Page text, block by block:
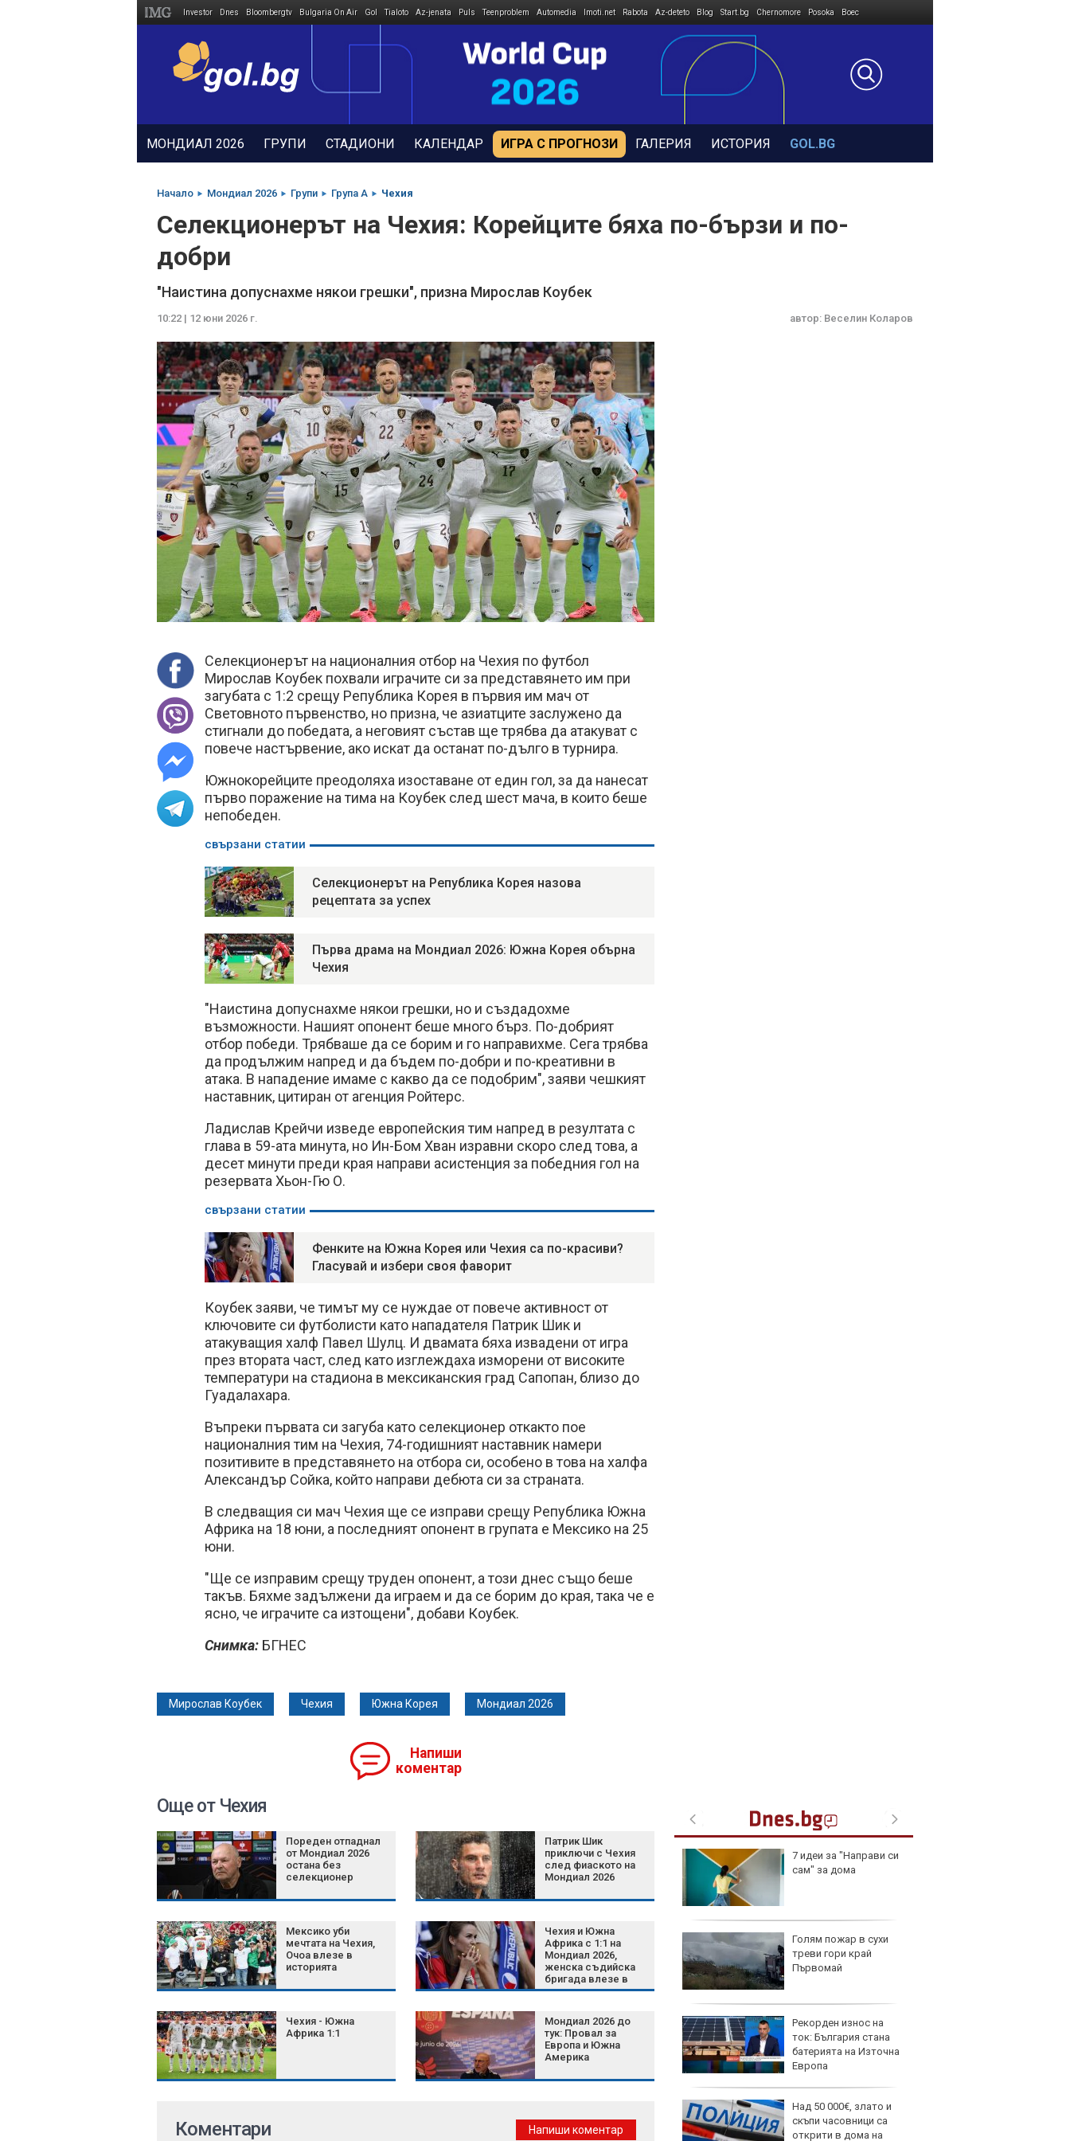
Investor Dnes Bloombergtv Bulgaria On Air Gol Tialoto Az-jenata Puls Teenproblem Automedia Imoti.net Rabota Az-deteto Blog Start.bg Chernomore Posoka Boec
МОНДИАЛ 2026 ГРУПИ СТАДИОНИ КАЛЕНДАР ИГРА С ПРОГНОЗИ ГАЛЕРИЯ ИСТОРИЯ GOL.BG
Начало Мондиал 2026 Групи Група A Чехия
Селекционерът на Чехия: Корейците бяха по-бързи и по-
добри
"Наистина допуснахме някои грешки", призна Мирослав Коубек
10:22 | 12 юни 2026 г. автор: Веселин Коларов
Селекционерът на националния отбор на Чехия по футбол
Мирослав Коубек похвали играчите си за представянето им при
загубата с 1:2 срещу Република Корея в първия им мач от
Световното първенство, но призна, че азиатците заслужено да
стигнали до победата, а неговият състав ще трябва да атакуват с
повече настървение, ако искат да останат по-дълго в турнира.
Южнокорейците преодоляха изоставане от един гол, за да нанесат
първо поражение на тима на Коубек след шест мача, в които беше
непобеден.
свързани статии
Селекционерът на Република Корея назова
рецептата за успех
Първа драма на Мондиал 2026: Южна Корея обърна
Чехия
"Наистина допуснахме някои грешки, но и създадохме
възможности. Нашият опонент беше много бърз. По-добрият
отбор победи. Трябваше да се борим и го направихме. Сега трябва
да продължим напред и да бъдем по-добри и по-креативни в
атака. В нападение имаме с какво да се подобрим", заяви чешкият
наставник, цитиран от агенция Ройтерс.
Ладислав Крейчи изведе европейския тим напред в резултата с
глава в 59-ата минута, но Ин-Бом Хван изравни скоро след това, а
десет минути преди края направи асистенция за победния гол на
резервата Хьон-Гю О.
свързани статии
Фенките на Южна Корея или Чехия са по-красиви?
Гласувай и избери своя фаворит
Коубек заяви, че тимът му се нуждае от повече активност от
ключовите си футболисти като нападателя Патрик Шик и
атакуващия халф Павел Шулц. И двамата бяха извадени от игра
през втората част, след като изглеждаха изморени от високите
температури на стадиона в мексиканския град Сапопан, близо до
Гуадалахара.
Въпреки първата си загуба като селекционер откакто пое
националния тим на Чехия, 74-годишният наставник намери
позитивите в представянето на отбора си, особено в това на халфа
Александър Сойка, който направи дебюта си за страната.
В следващия си мач Чехия ще се изправи срещу Република Южна
Африка на 18 юни, а последният опонент в групата е Мексико на 25
юни.
"Ще се изправим срещу труден опонент, а този днес също беше
такъв. Бяхме задължени да играем и да се борим до края, така че е
ясно, че играчите са изтощени", добави Коубек.
Снимка: БГНЕС
Мирослав Коубек Чехия Южна Корея Мондиал 2026
Напиши
коментар
Още от Чехия
Пореден отпаднал
от Мондиал 2026
остана без
селекционер
Патрик Шик
приключи с Чехия
след фиаското на
Мондиал 2026
Мексико уби
мечтата на Чехия,
Очоа влезе в
историята
Чехия и Южна
Африка с 1:1 на
Мондиал 2026,
женска съдийска
бригада влезе в
историята
Чехия - Южна
Африка 1:1
Мондиал 2026 до
тук: Провал за
Европа и Южна
Америка
Пожари изпепеляват
Балканите, а
рекордните горещини
изострят кризата в
МВнР към РСМ:
Настояваме Ива
Михаилова да получи
достъп до адекватна
След натиска на
Тръмп: RWE се отказва
от вятърните си
проекти в САЩ
извънредна помощ от
ЕК за
7 идеи за "Направи си
сам" за дома
Голям пожар в сухи
треви гори край
Първомай
Рекорден износ на
ток: България стана
батерията на Източна
Европа
Над 50 000€, злато и
скъпи часовници са
открити в дома на
Коментари Напиши коментар